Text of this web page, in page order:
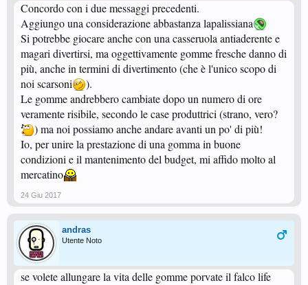
Concordo con i due messaggi precedenti.
Aggiungo una considerazione abbastanza lapalissiana
Si potrebbe giocare anche con una casseruola antiaderente e
magari divertirsi, ma oggettivamente gomme fresche danno di
più, anche in termini di divertimento (che è l'unico scopo di
noi scarsoni
).
Le gomme andrebbero cambiate dopo un numero di ore
veramente risibile, secondo le case produttrici (strano, vero?
) ma noi possiamo anche andare avanti un po' di più!
Io, per unire la prestazione di una gomma in buone
condizioni e il mantenimento del budget, mi affido molto al
mercatino
24 Giu 2017
andras
Utente Noto
se volete allungare la vita delle gomme porvate il falco life